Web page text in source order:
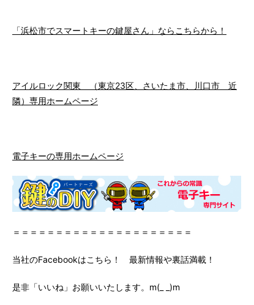
「浜松市でスマートキーの鍵屋さん」ならこちらから！
アイルロック関東 （東京23区、さいたま市、川口市 近
隣）専用ホームページ
電子キーの専用ホームページ
＝＝＝＝＝＝＝＝＝＝＝＝＝＝＝＝＝＝＝＝＝
当社のFacebookはこちら！ 最新情報や裏話満載！
是非「いいね」お願いいたします。m(_ _)m